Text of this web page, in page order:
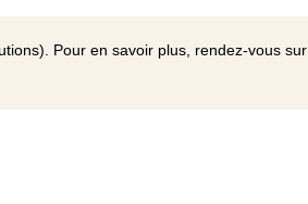
Pour en savoir plus, rendez-vous sur